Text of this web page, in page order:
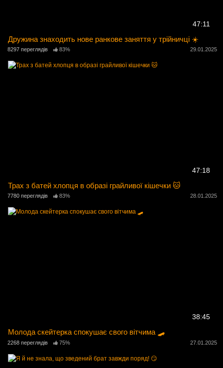
47:11
Дружина знаходить нове ранкове заняття у трійничці ☀️
8297 переглядів 83% 29.01.2025
47:18
Трах з батей хлопця в образі грайливої ​​кішечки 🐱
7780 переглядів 83% 28.01.2025
38:45
Молода скейтерка спокушає свого вітчима 🛹
2268 переглядів 75% 27.01.2025